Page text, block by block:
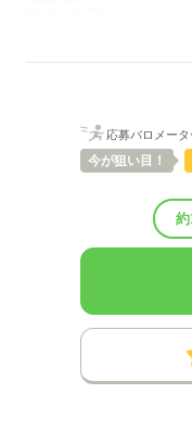
■退職金制度：有（勤続5
■退職金制度備考：
・福利厚生設備あり（一
ェア、エアロバイク、シ
・職員食堂あり（1食100
■その他手当：
・夜勤時は深夜割増手当
・通勤手当30,000円以内
または住宅手当上限
どちらか一方を選択し支
応募バロメータ
今が狙い目！